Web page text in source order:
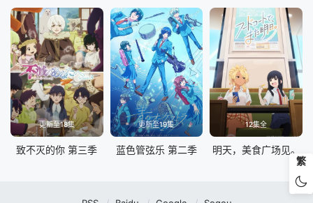
更新至18集
致不灭的你 第三季
更新至19集
蓝色管弦乐 第二季
12集全
明天，美食广场见。
繁